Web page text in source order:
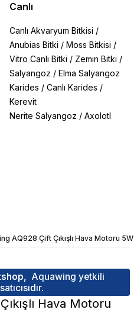
Canlı
Canlı Akvaryum Bitkisi /
Anubias Bitki / Moss Bitkisi /
Vitro Canlı Bitki / Zemin Bitki /
Salyangoz / Elma Salyangoz
Karides / Canlı Karides /
Kerevit
Nerite Salyangoz / Axolotl
AQ928 Çift Çıkışlı Hava Motoru 5W
Aquawing yetkili
satıcısıdır.
Hava Motoru